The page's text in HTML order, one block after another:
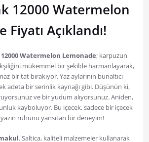
12000 Watermelon
Fiyatı Açıklandı!
Watermelon Lemonade; karpuzun
mükemmel bir şekilde harmanlayarak,
bir tat bırakıyor. Yaz aylarının bunaltıcı
adeta bir serinlik kaynağı gibi. Düşünün ki,
ve bir yudum alıyorsunuz. Aniden,
kayboluyor. Bu içecek, sadece bir içecek
ruhunu yansıtan bir deneyim!
. Saltica, kaliteli malzemeler kullanarak